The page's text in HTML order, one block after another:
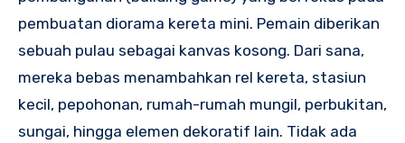
pembuatan diorama kereta mini. Pemain diberikan
sebuah pulau sebagai kanvas kosong. Dari sana,
mereka bebas menambahkan rel kereta, stasiun
kecil, pepohonan, rumah-rumah mungil, perbukitan,
sungai, hingga elemen dekoratif lain. Tidak ada